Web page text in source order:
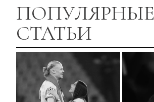
ПОПУЛЯРНЫЕ
СТАТЬИ